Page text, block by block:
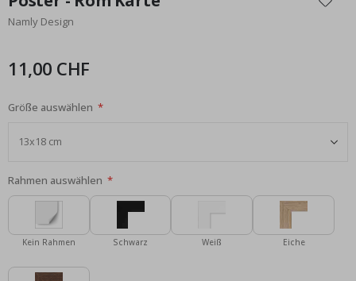
der
Bildgalerie
Namly Design
11,00 CHF
Größe auswählen
Rahmen auswählen
Kein Rahmen Schwarz Weiß Eiche